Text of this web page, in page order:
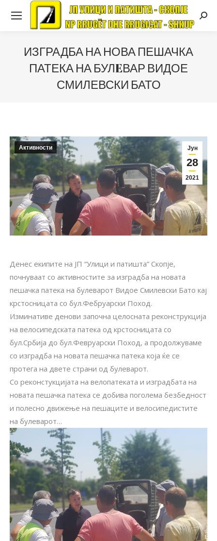
ИЗГРАДБА НА НОВА ПЕШАЧКА
ПАТЕКА НА БУЛEВАР ВИДОЕ
СМИЛЕВСКИ БАТО
Јун
28
2021
Активности
Денес екипите на ЈП “Улици и патишта” Скопје,
почнуваат со активностите за изградба на новата
пешачка патека на булеварот Видое Смилевски Бато кај
крстосницата со бул.Фебруарски Поход.
Изминативе денови започна целосната реконструкција
на велосипедската патека од крстосницата со
бул.Србија до бул.Февруарски Поход, а продолжуваме
со изградба на новата пешачка патека која ќе се
протега на двете страни од булеварот.
Со реконстукцијата на велопатеката и изградбата на
новата пешачка патека се добива поголема безбедност
и полесно движење на пешаците и велосипедистите
на булеварот…